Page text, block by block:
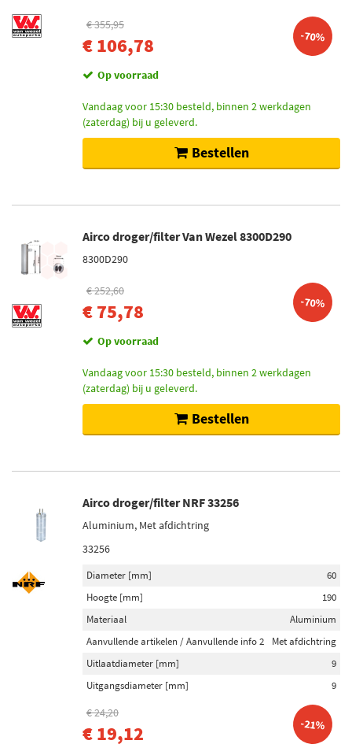
€ 355,95
€ 106,78 -70%
Op voorraad
Vandaag voor 15:30 besteld, binnen 2 werkdagen
(zaterdag) bij u geleverd.
Bestellen
Airco droger/filter Van Wezel 8300D290
8300D290
€ 252,60
€ 75,78 -70%
Op voorraad
Vandaag voor 15:30 besteld, binnen 2 werkdagen
(zaterdag) bij u geleverd.
Bestellen
Airco droger/filter NRF 33256
Aluminium, Met afdichtring
33256
Diameter [mm]
60
Hoogte [mm]
190
Materiaal
Aluminium
Aanvullende artikelen / Aanvullende info 2
Met afdichtring
Uitlaatdiameter [mm]
9
Uitgangsdiameter [mm]
9
€ 24,20
€ 19,12 -21%